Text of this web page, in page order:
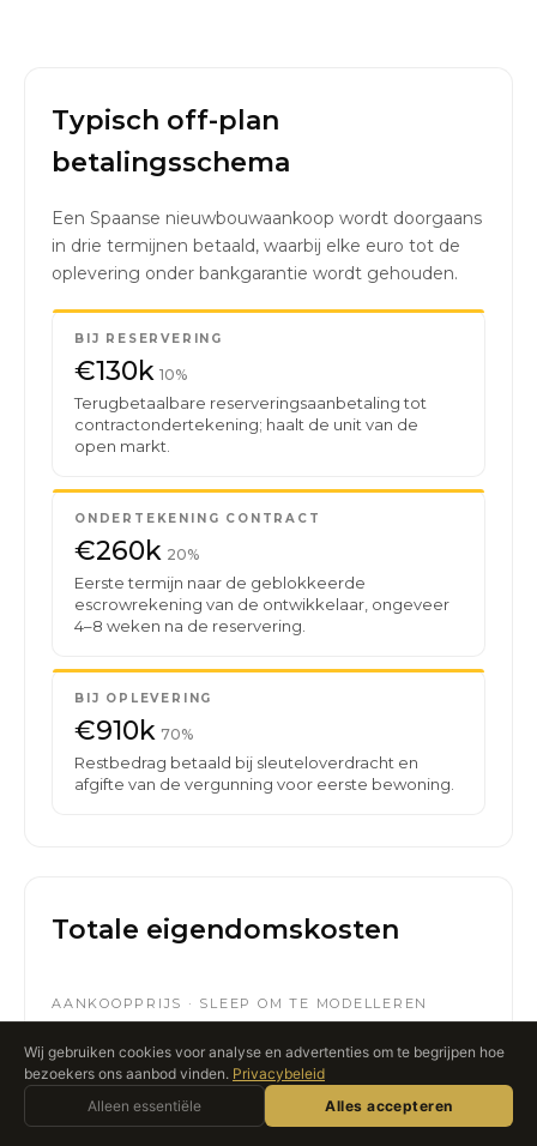
Typisch off-plan
betalingsschema
Een Spaanse nieuwbouwaankoop wordt doorgaans
in drie termijnen betaald, waarbij elke euro tot de
oplevering onder bankgarantie wordt gehouden.
BIJ RESERVERING
€130k 10%
Terugbetaalbare reserveringsaanbetaling tot
contractondertekening; haalt de unit van de
open markt.
ONDERTEKENING CONTRACT
€260k 20%
Eerste termijn naar de geblokkeerde
escrowrekening van de ontwikkelaar, ongeveer
4–8 weken na de reservering.
BIJ OPLEVERING
€910k 70%
Restbedrag betaald bij sleuteloverdracht en
afgifte van de vergunning voor eerste bewoning.
Totale eigendomskosten
AANKOOPPRIJS · SLEEP OM TE MODELLEREN
€1,300,000
Vraag Roccabox
AI-ASSISTENT · LIVE
Wij gebruiken cookies voor analyse en advertenties om te begrijpen hoe
bezoekers ons aanbod vinden. Privacybeleid
Alleen essentiële
Alles accepteren